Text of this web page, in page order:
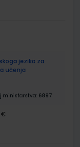
jezika za
učenja
ministarstva: 6897
€